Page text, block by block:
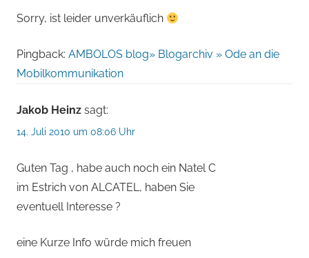
Sorry, ist leider unverkäuflich
Pingback: AMBOLOS blog» Blogarchiv » Ode an die
Mobilkommunikation
Jakob Heinz sagt:
14. Juli 2010 um 08:06 Uhr
Guten Tag , habe auch noch ein Natel C
im Estrich von ALCATEL, haben Sie
eventuell Interesse ?
eine Kurze Info würde mich freuen